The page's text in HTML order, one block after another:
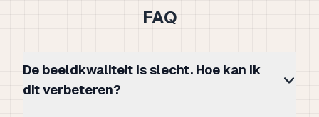
FAQ
De beeldkwaliteit is slecht. Hoe kan ik
dit verbeteren?